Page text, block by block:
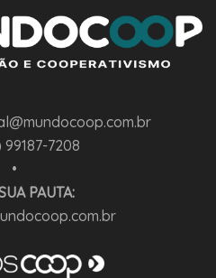
99187-7208
•
PAUTA: